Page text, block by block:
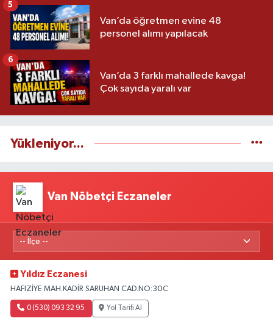
Van’da öğretmen evine 48
personel alımı yapılacak
5
Van’da 3 farklı mahallede kavga!
Çok sayıda yaralı var
6
Yükleniyor...
Van Nöbetçi Eczaneler
Yıldız Eczanesi
HAFIZİYE MAH.KADİR SARUHAN CAD.NO:30C
0 (530) 093 32 95 Yol Tarifi Al